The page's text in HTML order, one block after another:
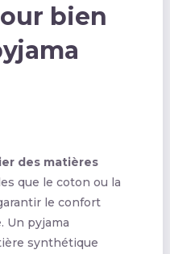
bien
des matières
que le coton ou la
le confort
Un pyjama
synthétique